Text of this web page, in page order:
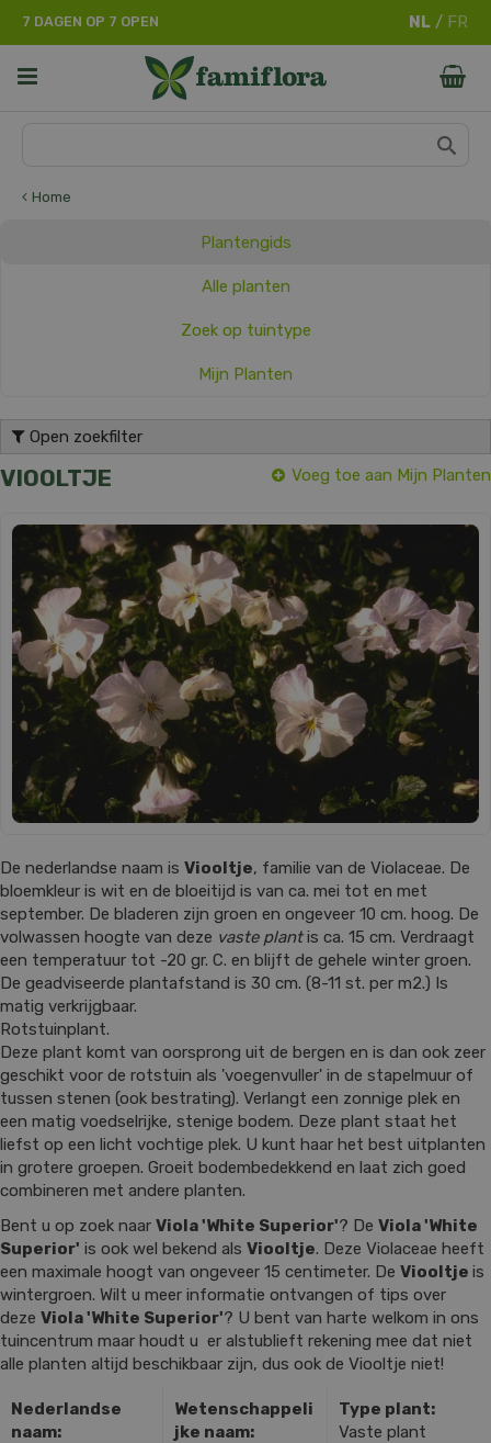
Home
7 DAGEN OP 7 OPEN
Plantengids
Alle planten
Zoek op tuintype
Mijn Planten
Open zoekfilter
VIOOLTJE Voeg toe aan Mijn Planten
De nederlandse naam is Viooltje, familie van de Violaceae. De
bloemkleur is wit en de bloeitijd is van ca. mei tot en met
september. De bladeren zijn groen en ongeveer 10 cm. hoog. De
volwassen hoogte van deze vaste plantis ca. 15 cm. Verdraagt
een temperatuur tot -20 gr. C. en blijft de gehele winter groen.
De geadviseerde plantafstand is 30 cm. (8-11 st. per m2.) Is
matig verkrijgbaar.
Rotstuinplant.
Deze plant komt van oorsprong uit de bergen en is dan ook zeer
geschikt voor de rotstuin als 'voegenvuller' in de stapelmuur of
tussen stenen (ook bestrating). Verlangt een zonnige plek en
een matig voedselrijke, stenige bodem. Deze plant staat het
liefst op een licht vochtige plek. U kunt haar het best uitplanten
in grotere groepen. Groeit bodembedekkend en laat zich goed
combineren met andere planten.
Bent u op zoek naar Viola 'White Superior'? De Viola 'White
Superior' is ook wel bekend als Viooltje. Deze Violaceae heeft
een maximale hoogt van ongeveer 15 centimeter. De Viooltje is
wintergroen. Wilt u meer informatie ontvangen of tips over
deze Viola 'White Superior'? U bent van harte welkom in ons
tuincentrum maar houdt u er alstublieft rekening mee dat niet
alle planten altijd beschikbaar zijn, dus ook de Viooltje niet!
Nederlandse
naam:
Wetenschappeli
jke naam:
Type plant:
Vaste plant